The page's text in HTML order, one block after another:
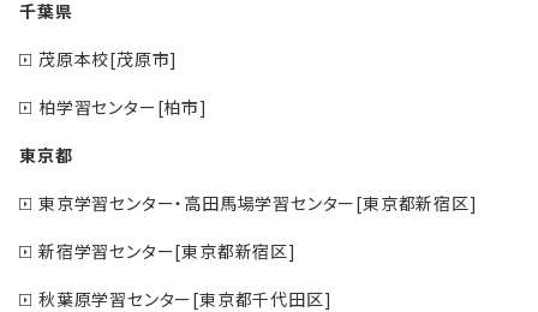
千葉県
茂原本校[茂原市]
柏学習センター[柏市]
東京都
東京学習センター・高田馬場学習センター[東京都新宿区]
新宿学習センター[東京都新宿区]
秋葉原学習センター[東京都千代田区]